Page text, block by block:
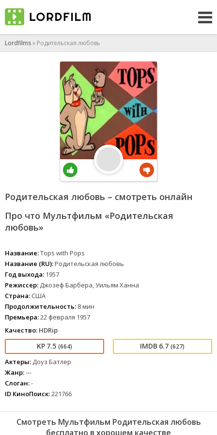
Lordfilms» Родительская любовь
Родительская любовь – смотреть онлайн
Про что Мультфильм «Родительская
любовь»
Название:Tops with Pops
Название (RU):Родительская любовь
Год выхода: 1957
Режиссер: Джозеф Барбера, Уильям Ханна
Страна: США
Продолжительность: 8 мин
Премьера:22 февраля 1957
Качество: HDRip
7.5 (664) 6.7 (627)
Актеры: Доуз Батлер
Жанр:---
Слоган:-
ID КиноПоиск:221766
Смотреть Мультфильм Родительская любовь
бесплатно в хорошем качестве